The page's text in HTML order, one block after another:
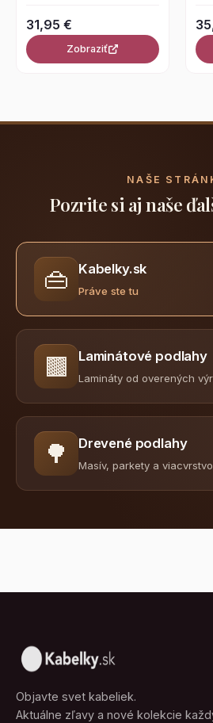
31,95 €
Zobraziť
NAŠE
Pozrite si aj naše
👜 Kabelky.sk
Práve ste tu
🟫 Laminátové podlahy
Lamináty od overených
🌳 Drevené podlahy
Masív, parkety a
Objavte svet kabeliek.
Aktuálne zľavy a nové kolekcie